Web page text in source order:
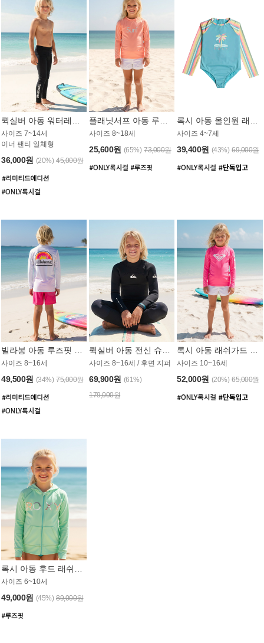
사이즈 7~14세
이너 팬티 일체형
36,000원 (20%) 45,000원
사이즈 8~18세
25,600원 (65%) 73,000원
사이즈 4~7세
39,400원 (43%) 69,000원
사이즈 8~16세
49,500원 (34%) 75,000원
사이즈 8~16세 / 후면 지퍼
69,900원 (61%)
179,000원
사이즈 10~16세
52,000원 (20%) 65,000원
록시 아동 후드 래쉬가드 GT764MRX
사이즈 6~10세
49,000원 (45%) 89,000원